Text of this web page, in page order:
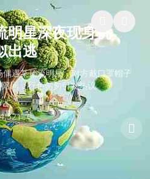
明星深夜现身机
出逃
遇某顶流明星，对方戴口罩帽子
同，行色匆匆引发热议。
4,521